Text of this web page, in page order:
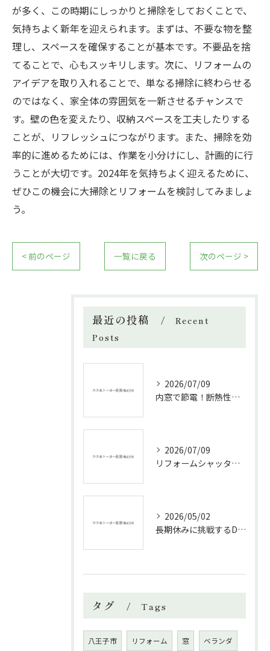
が多く、この時期にしっかりと掃除をしておくことで、
気持ちよく新年を迎えられます。まずは、不要な物を整
理し、スペースを確保することが基本です。不要品を捨
てることで、心もスッキリします。次に、リフォームの
アイデアを取り入れることで、単なる掃除に終わらせる
のではなく、家全体の雰囲気を一新させるチャンスで
す。壁の色を変えたり、収納スペースを工夫したりする
ことが、リフレッシュにつながります。また、掃除を効
率的に進めるためには、作業を小分けにし、計画的に行
うことが大切です。2024年を気持ちよく迎えるために、
ぜひこの機会に大掃除とリフォームを検討してみましょ
う。
< 前のページ 一覧に戻る 次のページ >
最近の投稿
Recent
Posts
2026/07/09
内窓で節電！断熱性能と補助金活用法
2026/07/09
リフォームシャッターで叶える台風対策の効果的方法
2026/05/02
長期休みに挑戦するDIYリフォームの極意
タグ Tags
八王子市 リフォーム 窓 ベランダ